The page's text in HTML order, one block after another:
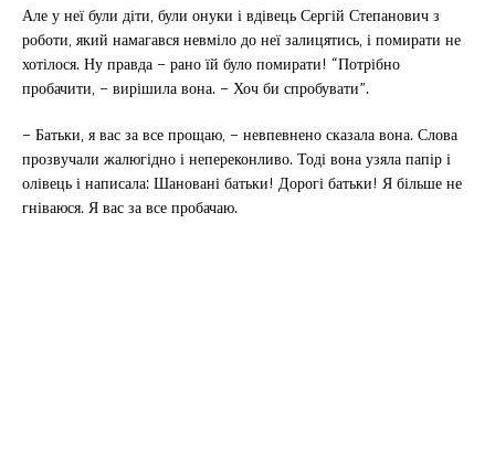
Але у неї були діти, були онуки і вдівець Сергій Степанович з
роботи, який намагався невміло до неї залицятись, і помирати не
хотілося. Ну правда – рано їй було помирати! “Потрібно
пробачити, – вирішила вона. – Хоч би спробувати”.
– Батьки, я вас за все прощаю, – невпевнено сказала вона. Слова
прозвучали жалюгідно і непереконливо. Тоді вона узяла папір і
олівець і написала: Шановані батьки! Дорогі батьки! Я більше не
гніваюся. Я вас за все пробачаю.